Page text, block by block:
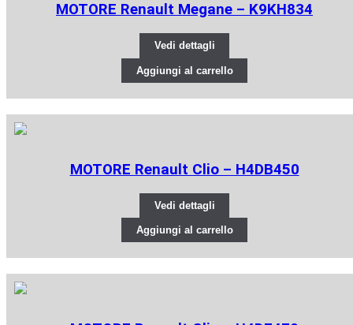
MOTORE Renault Megane – K9KH834
Vedi dettagli
Aggiungi al carrello
MOTORE Renault Clio – H4DB450
Vedi dettagli
Aggiungi al carrello